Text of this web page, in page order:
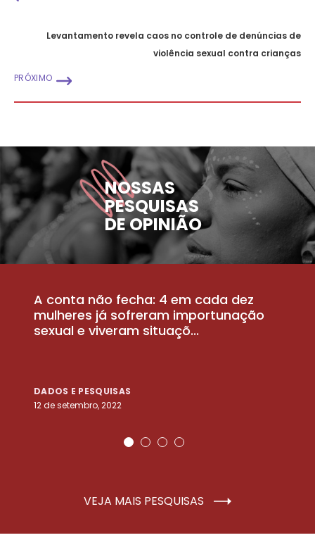
Levantamento revela caos no controle de denúncias de
violência sexual contra crianças
PRÓXIMO
NOSSAS
PESQUISAS
DE OPINIÃO
A conta não fecha: 4 em cada dez
mulheres já sofreram importunação
sexual e viveram situaçõ...
DADOS E PESQUISAS
12 de setembro, 2022
VEJA MAIS PESQUISAS